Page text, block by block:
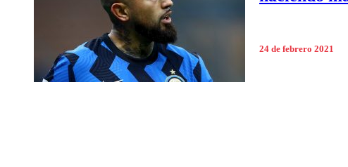
24 de febrero 2021